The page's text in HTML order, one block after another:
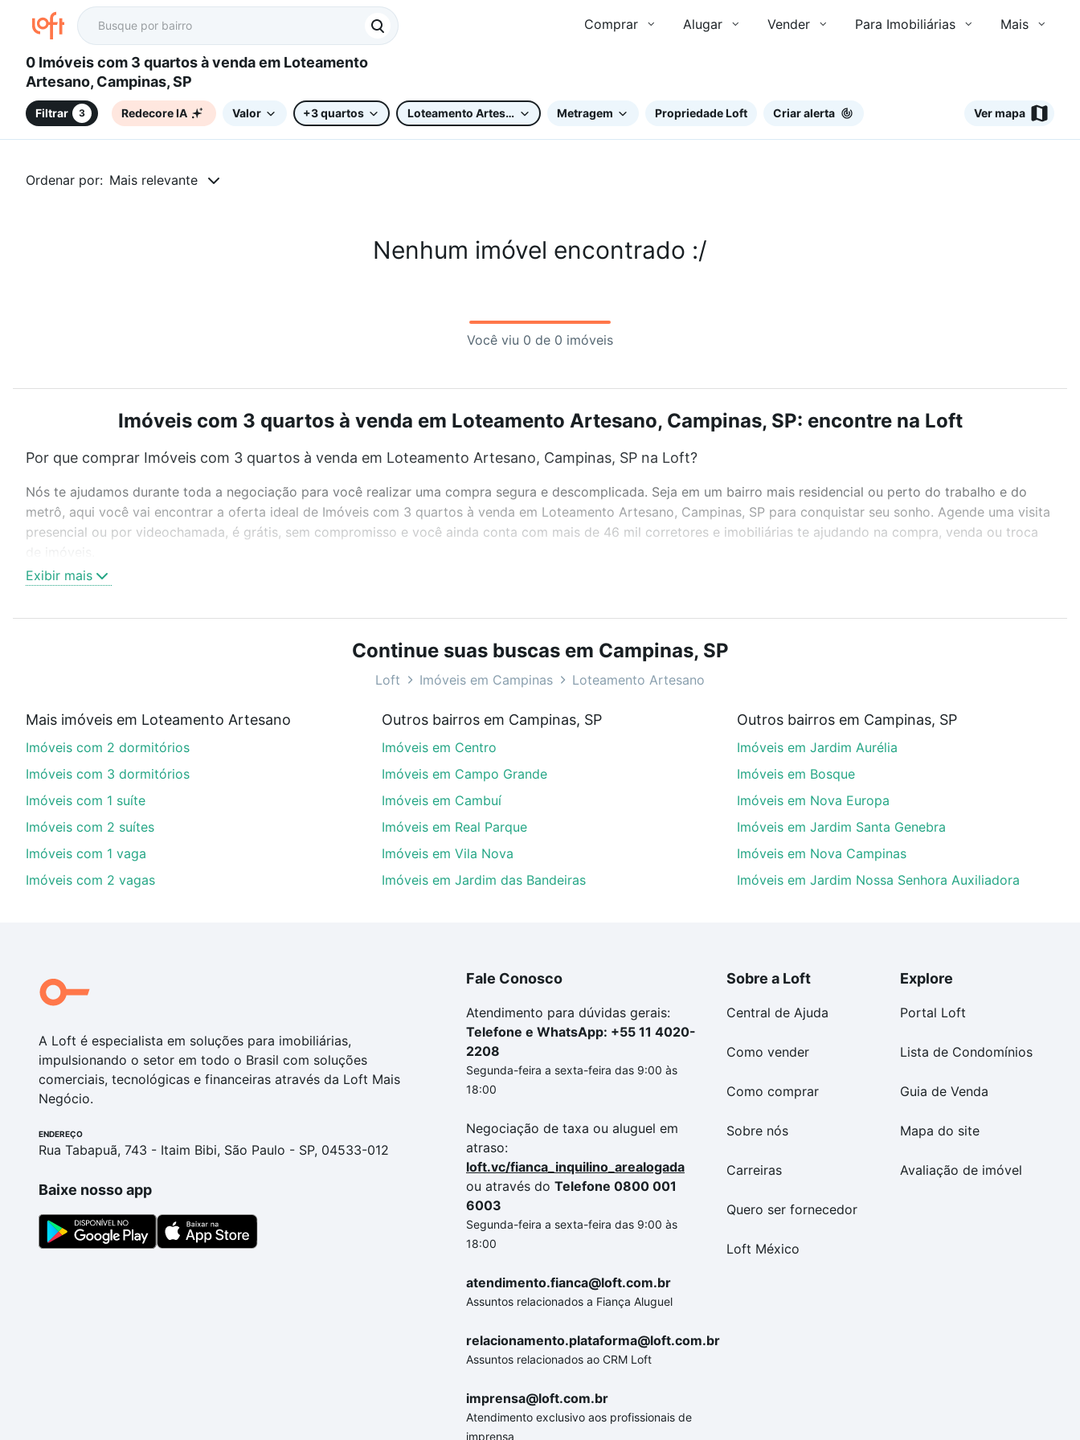
Comprar Alugar Vender Para Imobiliárias Mais
0 Imóveis com 3 quartos à venda em Loteamento
Artesano, Campinas, SP
Filtrar 3 Redecore IA Valor +3 quartos Loteamento Artesano Metragem Propriedade Loft Criar alerta Ver mapa
Ordenar por: Mais relevante
Nenhum imóvel encontrado :/
Você viu 0 de 0 imóveis
Imóveis com 3 quartos à venda em Loteamento Artesano, Campinas, SP: encontre na Loft
Por que comprar Imóveis com 3 quartos à venda em Loteamento Artesano, Campinas, SP na Loft?
Nós te ajudamos durante toda a negociação para você realizar uma compra segura e descomplicada. Seja em um bairro mais residencial ou perto do trabalho e do
metrô, aqui você vai encontrar a oferta ideal de Imóveis com 3 quartos à venda em Loteamento Artesano, Campinas, SP para conquistar seu sonho. Agende uma visita
presencial ou por videochamada, é grátis, sem compromisso e você ainda conta com mais de 46 mil corretores e imobiliárias te ajudando na compra, venda ou troca
Como escolher um imóvel?
Use barra de busca no topo para pesquisar por ruas, bairros e até condomínios favoritos. Você também pode usar os filtros como quantidade de quartos, suítes, com
ou sem vaga de garagem para combinar perfeitamente com o preço, metragem e comodidades, como piscina, academia, salão de festas ou área verde e encontrar
Imóveis com 3 quartos à venda em Loteamento Artesano, Campinas, SP ideal para você na Loft.
Aqui na Loft temos a oferta ideal para você, com Imóveis com 3 quartos à venda em Loteamento Artesano, Campinas, SP que custam a partir de R$ 0 e com nossas
opções de financiamento imobiliário as parcelas podem se adequar ao seu orçamento. Se ainda tem alguma dúvida dos custos envolvidos no processo de compra,
veja em nosso portal quanto custa comprar um apartamento e conte com a gente para comprar o imóvel dos seus sonhos com segurança e conforto. Loft, com você
Exibir mais
Continue suas buscas em Campinas, SP
Loft Imóveis em Campinas Loteamento Artesano
Mais imóveis em Loteamento Artesano
Imóveis com 2 dormitórios
Imóveis com 3 dormitórios
Imóveis com 1 suíte
Imóveis com 2 suítes
Imóveis com 1 vaga
Imóveis com 2 vagas
Outros bairros em Campinas, SP
Imóveis em Centro
Imóveis em Campo Grande
Imóveis em Cambuí
Imóveis em Real Parque
Imóveis em Vila Nova
Imóveis em Jardim das Bandeiras
Outros bairros em Campinas, SP
Imóveis em Jardim Aurélia
Imóveis em Bosque
Imóveis em Nova Europa
Imóveis em Jardim Santa Genebra
Imóveis em Nova Campinas
Imóveis em Jardim Nossa Senhora Auxiliadora
A Loft é especialista em soluções para imobiliárias,
impulsionando o setor em todo o Brasil com soluções
comerciais, tecnológicas e financeiras através da Loft Mais
Negócio.
ENDEREÇO
Rua Tabapuã, 743 - Itaim Bibi, São Paulo - SP, 04533-012
Baixe nosso app
Fale Conosco
Atendimento para dúvidas gerais:
Telefone e WhatsApp: +55 11 4020-
2208
Segunda-feira a sexta-feira das 9:00 às
18:00
Negociação de taxa ou aluguel em
atraso:
loft.vc/fianca_inquilino_arealogada
ou através do Telefone 0800 001
6003
Segunda-feira a sexta-feira das 9:00 às
18:00
atendimento.fianca@loft.com.br
Assuntos relacionados a Fiança Aluguel
relacionamento.plataforma@loft.com.br
Assuntos relacionados ao CRM Loft
imprensa@loft.com.br
Atendimento exclusivo aos profissionais de
imprensa
Sobre a Loft
Central de Ajuda
Como vender
Como comprar
Sobre nós
Carreiras
Quero ser fornecedor
Loft México
Explore
Portal Loft
Lista de Condomínios
Guia de Venda
Mapa do site
Avaliação de imóvel